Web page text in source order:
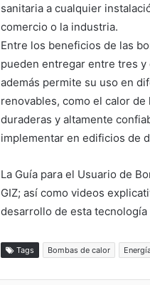
sanitaria a cualquier
comercio o la industria.
Entre los beneficios de las
pueden entregar entre tres y
además permite su uso en
renovables, como el calor
duraderas y altamente
implementar en edificios de
La Guía para el Usuario de
GIZ; así como videos
desarrollo de esta
Tags Bombas de calor